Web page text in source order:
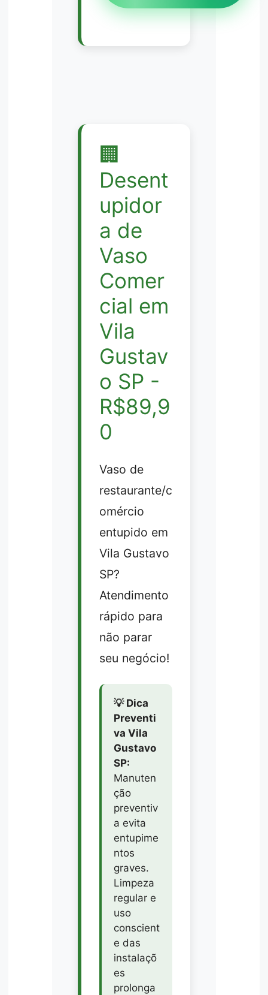
🏢
Desent
upidor
a de
Vaso
Comer
cial em
Vila
Gustav
o SP -
R$89,9
0
Vaso de
restaurante/c
omércio
entupido em
Vila Gustavo
SP?
Atendimento
rápido para
não parar
seu negócio!
💡 Dica
Preventi
va Vila
Gustavo
SP:
Manuten
ção
preventiv
a evita
entupime
ntos
graves.
Limpeza
regular e
uso
conscient
e das
instalaçõ
es
prolonga